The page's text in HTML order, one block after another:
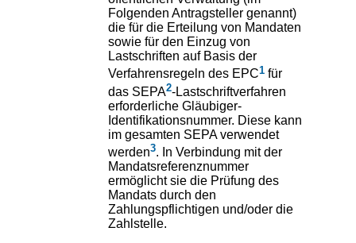
Folgenden Antragsteller genannt)
die für die Erteilung von Mandaten
sowie für den Einzug von
Lastschriften auf Basis der
Verfahrensregeln des EPC1 für
das SEPA2-Lastschriftverfahren
erforderliche Gläubiger-
Identifikationsnummer. Diese kann
im gesamten SEPA verwendet
werden3. In Verbindung mit der
Mandatsreferenznummer
ermöglicht sie die Prüfung des
Mandats durch den
Zahlungspflichtigen und/oder die
Zahlstelle.